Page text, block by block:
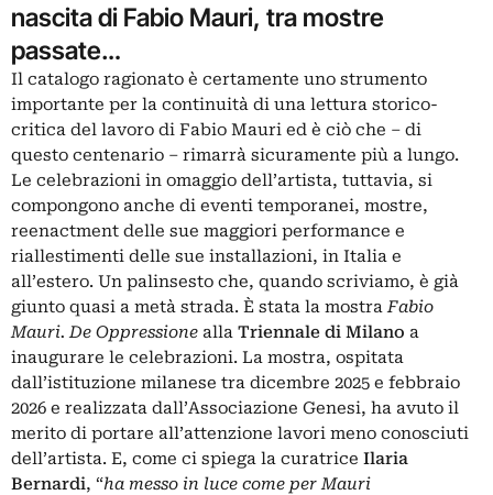
nascita di Fabio Mauri, tra mostre
passate…
Il catalogo ragionato è certamente uno strumento
importante per la continuità di una lettura storico-
critica del lavoro di Fabio Mauri ed è ciò che – di
questo centenario – rimarrà sicuramente più a lungo.
Le celebrazioni in omaggio dell’artista, tuttavia, si
compongono anche di eventi temporanei, mostre,
reenactment delle sue maggiori performance e
riallestimenti delle sue installazioni, in Italia e
all’estero. Un palinsesto che, quando scriviamo, è già
giunto quasi a metà strada. È stata la mostra Fabio
Mauri. De Oppressione alla Triennale di Milano a
inaugurare le celebrazioni. La mostra, ospitata
dall’istituzione milanese tra dicembre 2025 e febbraio
2026 e realizzata dall’Associazione Genesi, ha avuto il
merito di portare all’attenzione lavori meno conosciuti
dell’artista. E, come ci spiega la curatrice Ilaria
Bernardi, “ha messo in luce come per Mauri